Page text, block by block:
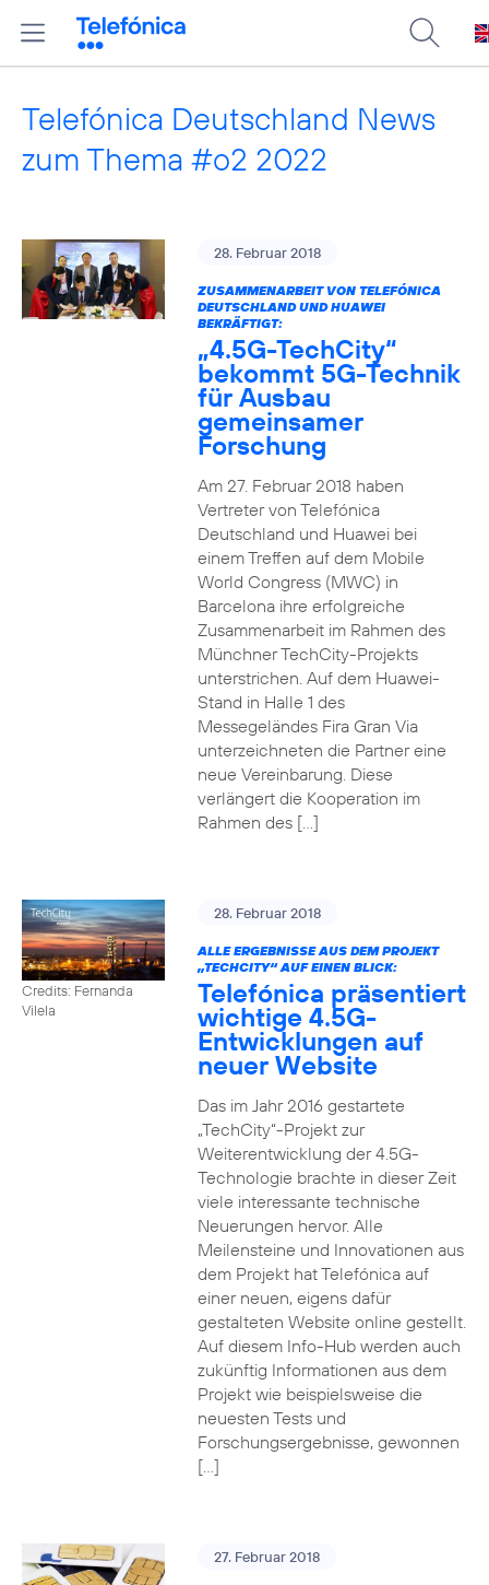
Telefónica Deutschland News
zum Thema #o2 2022
28. Februar 2018
ZUSAMMENARBEIT VON TELEFÓNICA
DEUTSCHLAND UND HUAWEI
BEKRÄFTIGT:
„4.5G-TechCity“
bekommt 5G-Technik
für Ausbau
gemeinsamer
Forschung
Am 27. Februar 2018 haben
Vertreter von Telefónica
Deutschland und Huawei bei
einem Treffen auf dem Mobile
World Congress (MWC) in
Barcelona ihre erfolgreiche
Zusammenarbeit im Rahmen des
Münchner TechCity-Projekts
unterstrichen. Auf dem Huawei-
Stand in Halle 1 des
Messegeländes Fira Gran Via
unterzeichneten die Partner eine
neue Vereinbarung. Diese
verlängert die Kooperation im
Rahmen des […]
Credits: Fernanda
Vilela
28. Februar 2018
ALLE ERGEBNISSE AUS DEM PROJEKT
„TECHCITY“ AUF EINEN BLICK:
Telefónica präsentiert
wichtige 4.5G-
Entwicklungen auf
neuer Website
Das im Jahr 2016 gestartete
„TechCity“-Projekt zur
Weiterentwicklung der 4.5G-
Technologie brachte in dieser Zeit
viele interessante technische
Neuerungen hervor. Alle
Meilensteine und Innovationen aus
dem Projekt hat Telefónica auf
einer neuen, eigens dafür
gestalteten Website online gestellt.
Auf diesem Info-Hub werden auch
zukünftig Informationen aus dem
Projekt wie beispielsweise die
neuesten Tests und
Forschungsergebnisse, gewonnen
[…]
27. Februar 2018